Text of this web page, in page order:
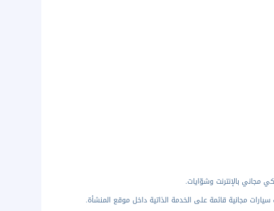
مجاني بالإنترنت وشوّايات.
مجانية قائمة على الخدمة الذاتية داخل موقع المنشأة.